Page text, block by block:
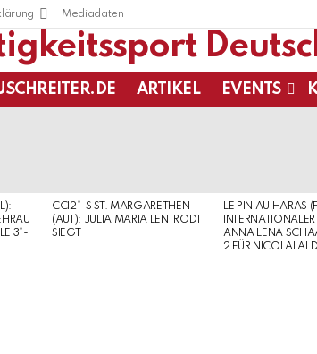
Mediadaten
ARTIKEL EVENTS
3*-
CCI2*-S ST. MARGARETHEN
(AUT): JULIA MARIA LENTRODT
SIEGT
LE PIN AU HARAS
ANNA LENA
2 FÜR NICOLAI